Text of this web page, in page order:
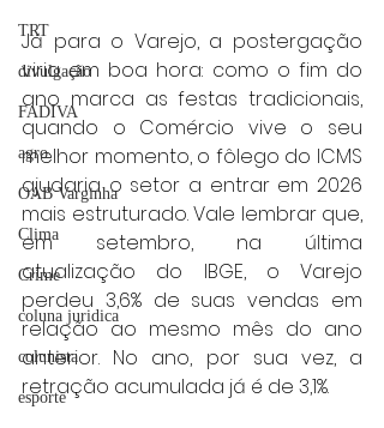
TRT
divulgação
FADIVA
agro
OAB Varginha
Clima
Crime
coluna juridica
colunista
esporte
Já para o Varejo, a postergação
viria em boa hora: como o fim do
ano marca as festas tradicionais,
quando o Comércio vive o seu
melhor momento, o fôlego do ICMS
ajudaria o setor a entrar em 2026
mais estruturado. Vale lembrar que,
em setembro, na última
atualização do IBGE, o Varejo
perdeu 3,6% de suas vendas em
relação ao mesmo mês do ano
anterior. No ano, por sua vez, a
retração acumulada já é de 3,1%.